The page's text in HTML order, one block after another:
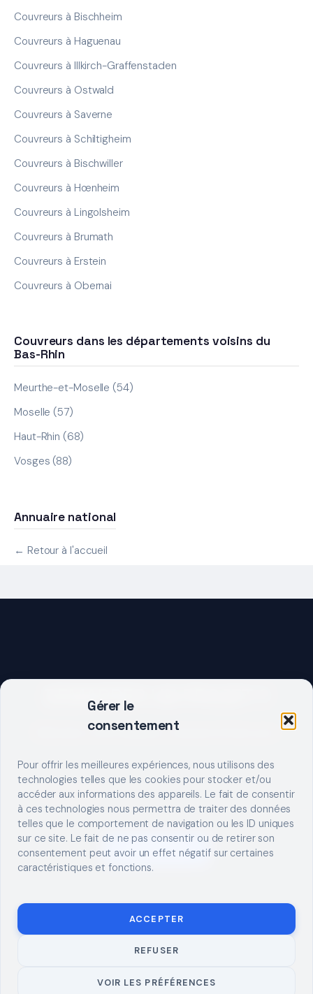
Gérer le
consentement
Pour offrir les meilleures expériences, nous utilisons des
technologies telles que les cookies pour stocker et/ou
accéder aux informations des appareils. Le fait de consentir
à ces technologies nous permettra de traiter des données
telles que le comportement de navigation ou les ID uniques
sur ce site. Le fait de ne pas consentir ou de retirer son
consentement peut avoir un effet négatif sur certaines
caractéristiques et fonctions.
ACCEPTER
REFUSER
VOIR LES PRÉFÉRENCES
Couvreurs à Bischheim
Couvreurs à Haguenau
Couvreurs à Illkirch-Graffenstaden
Couvreurs à Ostwald
Couvreurs à Saverne
Couvreurs à Schiltigheim
Couvreurs à Bischwiller
Couvreurs à Hœnheim
Couvreurs à Lingolsheim
Couvreurs à Brumath
Couvreurs à Erstein
Couvreurs à Obernai
Couvreurs dans les départements voisins du
Bas-Rhin
Meurthe-et-Moselle (54)
Moselle (57)
Haut-Rhin (68)
Vosges (88)
Annuaire national
← Retour à l'accueil
DEMARRER UN PROJET ?
Décrivez votre besoin, trouvez le bon pro.
S'INSCRIRE